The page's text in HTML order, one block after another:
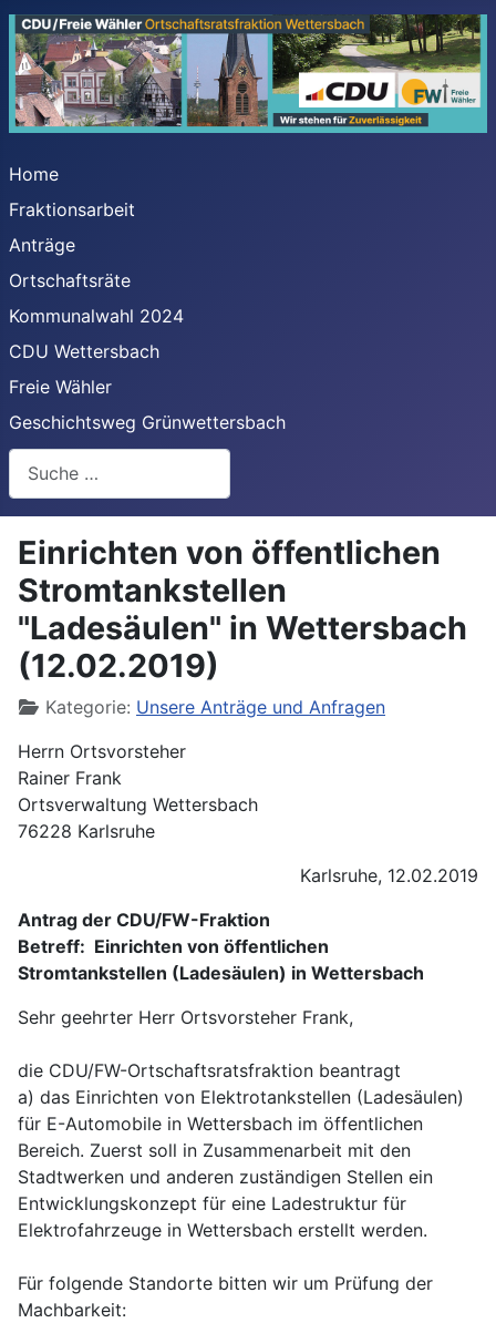
Home
Fraktionsarbeit
Anträge
Ortschaftsräte
Kommunalwahl 2024
CDU Wettersbach
Freie Wähler
Geschichtsweg Grünwettersbach
Suchen
Einrichten von öffentlichen
Stromtankstellen
"Ladesäulen" in Wettersbach
(12.02.2019)
DetailsKategorie: Unsere Anträge und Anfragen
Herrn Ortsvorsteher
Rainer Frank
Ortsverwaltung Wettersbach
76228 Karlsruhe
Karlsruhe, 12.02.2019
Antrag der CDU/FW-Fraktion
Betreff: Einrichten von öffentlichen
Stromtankstellen (Ladesäulen) in Wettersbach
Sehr geehrter Herr Ortsvorsteher Frank,
die CDU/FW-Ortschaftsratsfraktion beantragt
a) das Einrichten von Elektrotankstellen (Ladesäulen)
für E-Automobile in Wettersbach im öffentlichen
Bereich. Zuerst soll in Zusammenarbeit mit den
Stadtwerken und anderen zuständigen Stellen ein
Entwicklungskonzept für eine Ladestruktur für
Elektrofahrzeuge in Wettersbach erstellt werden.
Für folgende Standorte bitten wir um Prüfung der
Machbarkeit: